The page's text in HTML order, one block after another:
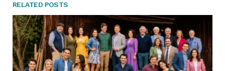
RELATED POSTS